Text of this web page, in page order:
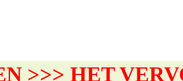
>>> HET